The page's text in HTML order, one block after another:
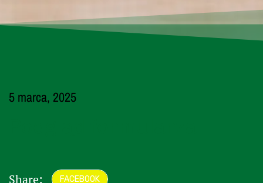
5 marca, 2025
Share: FACEBOOK